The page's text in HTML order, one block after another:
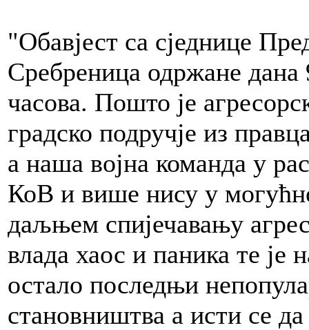
"Обавјест са сједнице
Сребреница одржане
часова. Пошто је
градско подручје из
а наша војна команда у
КоВ и више нису у
даљњем спијечавању
влада хаос и паника те је
остало последњи
становништва а исти се